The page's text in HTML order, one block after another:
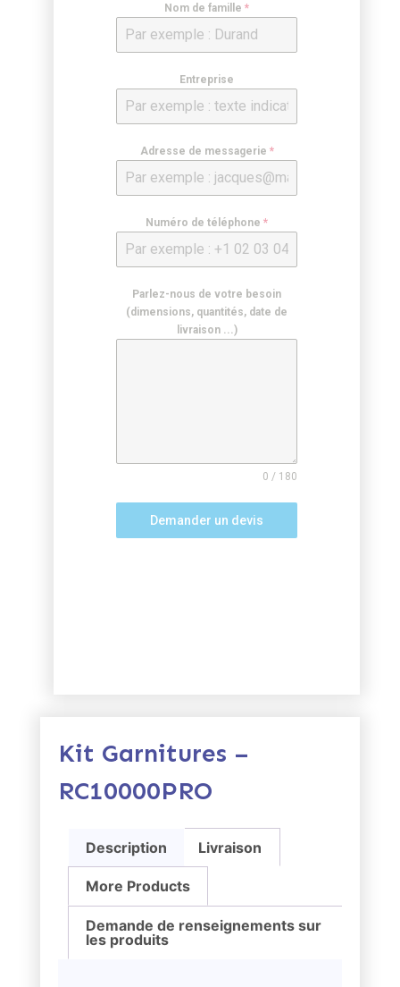
Nom de famille *
Entreprise
Adresse de messagerie *
Numéro de téléphone *
Parlez-nous de votre besoin
(dimensions, quantités, date de
livraison ...)
0 / 180
Demander un devis
Kit Garnitures –
RC10000PRO
Description Livraison
More Products
Demande de renseignements sur
les produits